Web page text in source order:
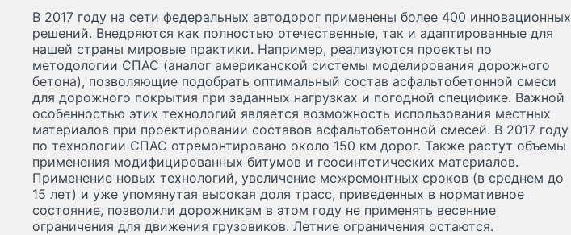
В 2017 году на сети федеральных автодорог применены более 400 инновационных
решений. Внедряются как полностью отечественные, так и адаптированные для
нашей страны мировые практики. Например, реализуются проекты по
методологии СПАС (аналог американской системы моделирования дорожного
бетона), позволяющие подобрать оптимальный состав асфальтобетонной смеси
для дорожного покрытия при заданных нагрузках и погодной специфике. Важной
особенностью этих технологий является возможность использования местных
материалов при проектировании составов асфальтобетонной смесей. В 2017 году
по технологии СПАС отремонтировано около 150 км дорог. Также растут объемы
применения модифицированных битумов и геосинтетических материалов.
Применение новых технологий, увеличение межремонтных сроков (в среднем до
15 лет) и уже упомянутая высокая доля трасс, приведенных в нормативное
состояние, позволили дорожникам в этом году не применять весенние
ограничения для движения грузовиков. Летние ограничения остаются.